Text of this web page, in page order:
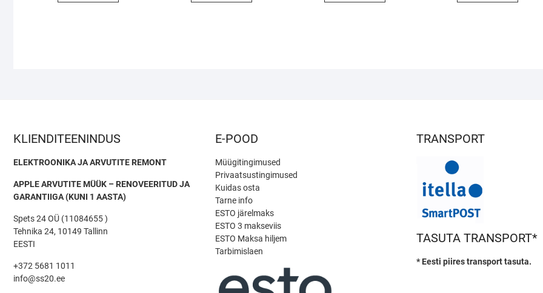
KLIENDITEENINDUS
ELEKTROONIKA JA ARVUTITE REMONT
APPLE ARVUTITE MÜÜK – RENOVEERITUD JA
GARANTIIGA (KUNI 1 AASTA)
Spets 24 OÜ (11084655 )
Tehnika 24, 10149 Tallinn
EESTI
+372 5681 1011
info@ss20.ee
E-POOD
Müügitingimused
Privaatsustingimused
Kuidas osta
Tarne info
ESTO järelmaks
ESTO 3 makseviis
ESTO Maksa hiljem
Tarbimislaen
TRANSPORT
TASUTA TRANSPORT*
* Eesti piires transport tasuta.